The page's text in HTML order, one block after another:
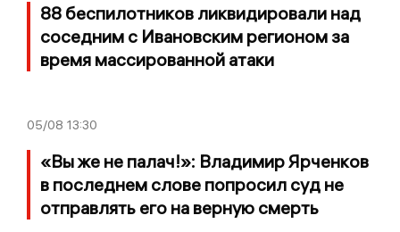
88 беспилотников ликвидировали над
соседним с Ивановским регионом за
время массированной атаки
05/08 13:30
«Вы же не палач!»: Владимир Ярченков
в последнем слове попросил суд не
отправлять его на верную смерть